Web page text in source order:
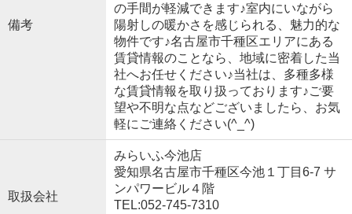
備考
の手間が軽減できます♪室内にいながら
陽射しの暖かさを感じられる、魅力的な
物件です♪名古屋市千種区エリアにある
賃貸情報のことなら、地域に密着した当
社へお任せください♪当社は、多種多様
な賃貸情報を取り扱っております♪ご要
望や不明な点などございましたら、お気
軽にご連絡ください(^_^)
取扱会社
みらいふ今池店
愛知県名古屋市千種区今池１丁目6-7 サ
ンパワービル４階
TEL:052-745-7310